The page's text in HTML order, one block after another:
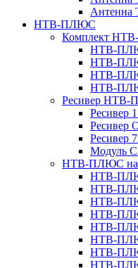
НТВ-ПЛЮС
Комплект
НТВ-
НТВ-
НТВ-
НТВ-
Ресивер
Ресивер
Ресивер
Ресивер
Модуль
НТВ-ПЛЮС на
НТВ-
НТВ-
НТВ-
НТВ-
НТВ-
НТВ-
НТВ-
НТВ-